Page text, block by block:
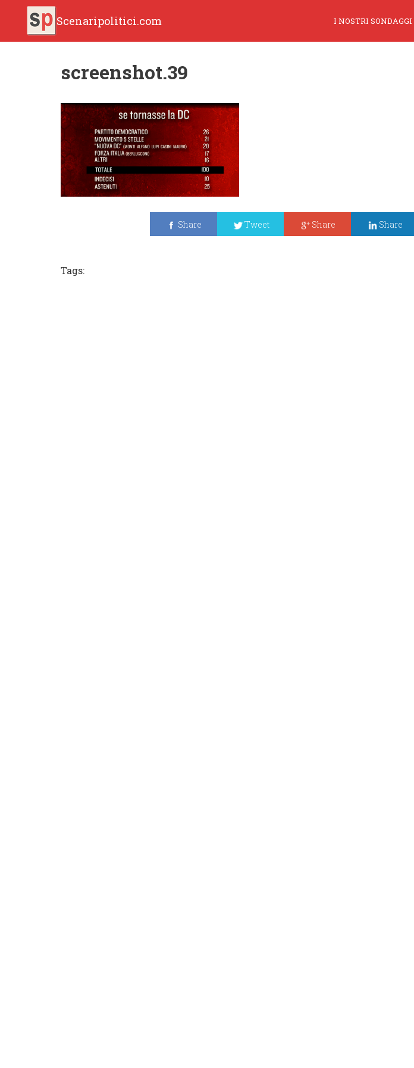
Scenaripolitici.com I NOSTRI SONDAGGI
screenshot.39
Share Tweet Share Share
Tags: